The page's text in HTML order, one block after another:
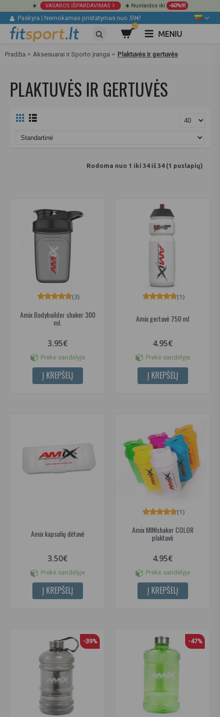
☀️ VASAROS IŠPARDAVIMAS ☀️ Nuolaidos iki -60%!!!
Paskyra | Nemokamas pristatymas nuo 59€!
0
MENIU
Pradžia Aksesuarai ir Sporto įranga Plaktuvės ir gertuvės
PLAKTUVĖS IR GERTUVĖS
Rodoma nuo 1 iki 34 iš 34 (1 puslapių)
Amix Bodybuilder shaker 300
ml.
(3)
3.95€
Prekė sandėlyje
Į KREPŠELĮ
Amix gertuvė 750 ml
(1)
4.95€
Prekė sandėlyje
Į KREPŠELĮ
Amix kapsulių dėtuvė
3.50€
Prekė sandėlyje
Į KREPŠELĮ
Amix MINIshaker COLOR
plaktuvė
(1)
4.95€
Prekė sandėlyje
Į KREPŠELĮ
-39% -47%